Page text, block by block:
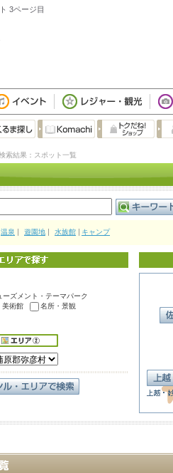
3ページ目
索結果：スポット一覧
温泉 遊園地 水族館 キャンプ
ーズメント・テーマパーク
美術館
名所・景観